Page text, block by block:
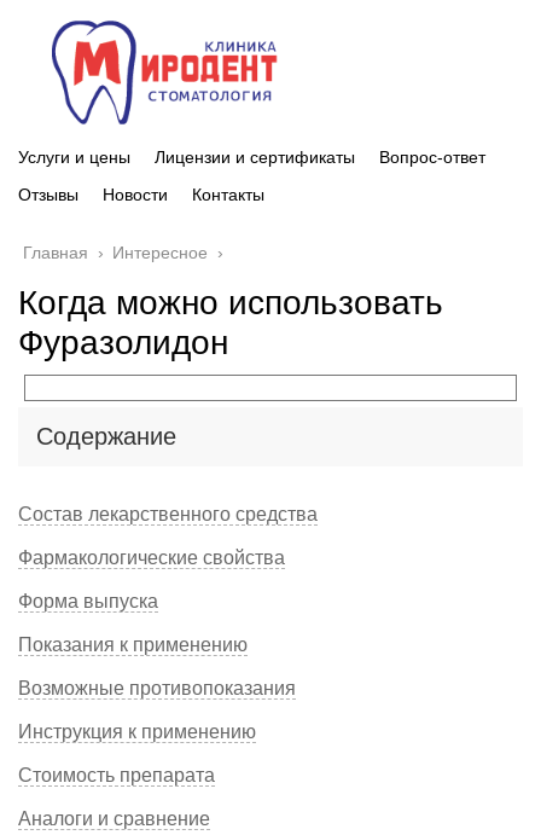
Услуги и цены Лицензии и сертификаты
Вопрос-ответ
Отзывы
Новости Контакты
Главная › Интересное ›
Когда можно использовать
Фуразолидон
Содержание
Состав лекарственного средства
Фармакологические свойства
Форма выпуска
Показания к применению
Возможные противопоказания
Инструкция к применению
Стоимость препарата
Аналоги и сравнение